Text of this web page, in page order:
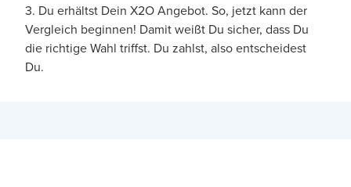
3. Du erhältst Dein X2O Angebot. So, jetzt kann der
Vergleich beginnen! Damit weißt Du sicher, dass Du
die richtige Wahl triffst. Du zahlst, also entscheidest
Du.